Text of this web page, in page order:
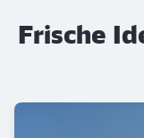
Frische